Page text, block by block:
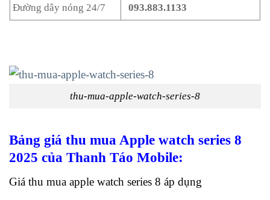
Đường dây nóng 24/7 093.883.1133
thu-mua-apple-watch-series-8
Bảng giá thu mua Apple watch series 8
2025 của Thanh Táo Mobile:
Giá thu mua apple watch series 8 áp dụng